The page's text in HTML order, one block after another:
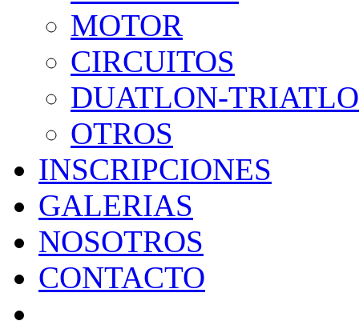
MOTOR
CIRCUITOS
DUATLON-
OTROS
INSCRIPCIONES
GALERIAS
NOSOTROS
CONTACTO